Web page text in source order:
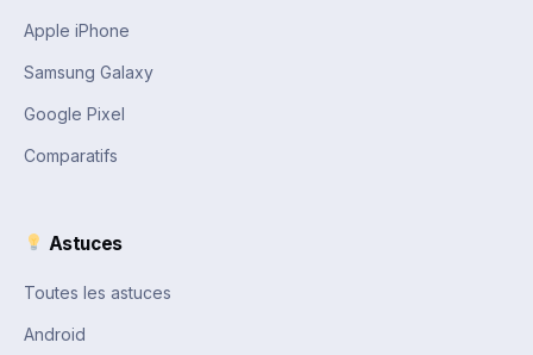
Apple iPhone
Samsung Galaxy
Google Pixel
Comparatifs
Astuces
Toutes les astuces
Android